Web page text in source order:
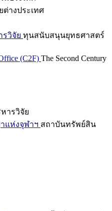
ต่างประเทศ
วิจัย ทุนสนับสนุนยุทธศาสตร์
(C2F) The Second Century
ารวิจัย
แห่งจุฬาฯ สถาบันทรัพย์สิน